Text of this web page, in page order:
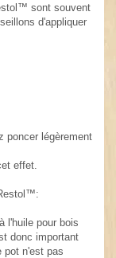
sont souvent
d'appliquer
poncer légèrement
effet.
l'huile pour bois
donc important
pot n'est pas